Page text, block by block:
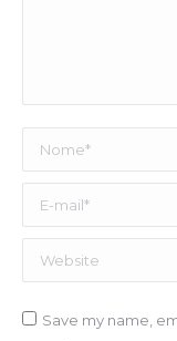
Nome *
E-mail *
Website
Save my name,